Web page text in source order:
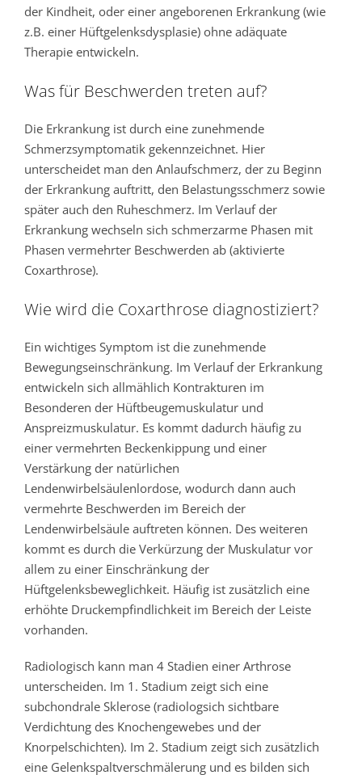
der Kindheit, oder einer angeborenen Erkrankung (wie
z.B. einer Hüftgelenksdysplasie) ohne adäquate
Therapie entwickeln.
Was für Beschwerden treten auf?
Die Erkrankung ist durch eine zunehmende
Schmerzsymptomatik gekennzeichnet. Hier
unterscheidet man den Anlaufschmerz, der zu Beginn
der Erkrankung auftritt, den Belastungsschmerz sowie
später auch den Ruheschmerz. Im Verlauf der
Erkrankung wechseln sich schmerzarme Phasen mit
Phasen vermehrter Beschwerden ab (aktivierte
Coxarthrose).
Wie wird die Coxarthrose diagnostiziert?
Ein wichtiges Symptom ist die zunehmende
Bewegungseinschränkung. Im Verlauf der Erkrankung
entwickeln sich allmählich Kontrakturen im
Besonderen der Hüftbeugemuskulatur und
Anspreizmuskulatur. Es kommt dadurch häufig zu
einer vermehrten Beckenkippung und einer
Verstärkung der natürlichen
Lendenwirbelsäulenlordose, wodurch dann auch
vermehrte Beschwerden im Bereich der
Lendenwirbelsäule auftreten können. Des weiteren
kommt es durch die Verkürzung der Muskulatur vor
allem zu einer Einschränkung der
Hüftgelenksbeweglichkeit. Häufig ist zusätzlich eine
erhöhte Druckempfindlichkeit im Bereich der Leiste
vorhanden.
Radiologisch kann man 4 Stadien einer Arthrose
unterscheiden. Im 1. Stadium zeigt sich eine
subchondrale Sklerose (radiologsich sichtbare
Verdichtung des Knochengewebes und der
Knorpelschichten). Im 2. Stadium zeigt sich zusätzlich
eine Gelenkspaltverschmälerung und es bilden sich